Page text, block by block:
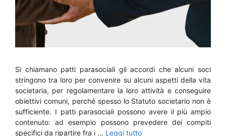
Si chiamano patti parasociali gli accordi che alcuni soci
stringono tra loro per convenire su alcuni aspetti della vita
societaria, per regolamentare la loro attività e conseguire
obiettivi comuni, perché spesso lo Statuto societario non è
sufficiente. I patti parasociali possono avere il più ampio
contenuto: ad esempio possono prevedere dei compiti
specifici da ripartire fra i … Leggi tutto